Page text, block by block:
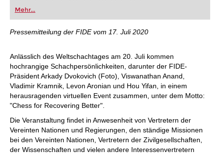
oder bereits auf Turnierniveau spielen: Mit
FRITZ trainieren Sie effizienter, intelligenter und
individueller als je zuvor.
Mehr...
Pressemitteilung der FIDE vom 17. Juli 2020
Anlässlich des Weltschachtages am 20. Juli kommen
hochrangige Schachpersönlichkeiten, darunter der FIDE-
Präsident Arkady Dvokovich (Foto), Viswanathan Anand,
Vladimir Kramnik, Levon Aronian und Hou Yifan, in einem
herausragenden virtuellen Event zusammen, unter dem Motto:
"Chess for Recovering Better".
Die Veranstaltung findet in Anwesenheit von Vertretern der
Vereinten Nationen und Regierungen, den ständige Missionen
bei den Vereinten Nationen, Vertretern der Zivilgesellschaften,
der Wissenschaften und vielen andere Interessenvertretern